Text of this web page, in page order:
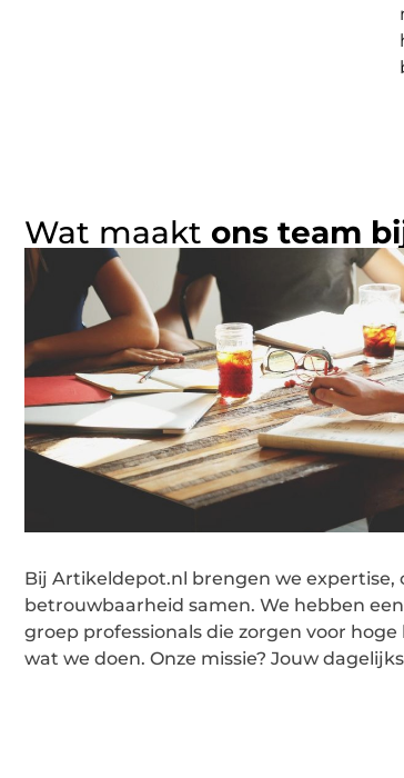
Wat maakt ons team
Bij Artikeldepot.nl brengen we expertise,
betrouwbaarheid samen. We hebben
groep professionals die zorgen voor
wat we doen. Onze missie? Jouw